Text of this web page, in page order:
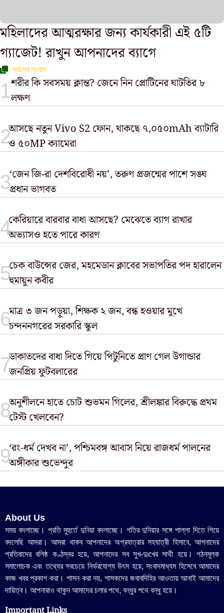
মহিলাদের আত্মরক্ষার জন্য কার্যকারী এই ৫টি
গ্যাজেট! রাখুন আপনাদের ব্যাগে
সর্বশেষ সংবাদ
শরীর কি সবসময় ক্লান্ত? জেনে নিন প্রোটিনের ঘাটতির ৮
লক্ষণ
আসছে নতুন Vivo S2 ফোন, থাকছে ৭,০৫০mAh ব্যাটারি
ও ৫০MP ক্যামেরা
‘জেন জি-রা দেশবিরোধী নয়’, তরুণ প্রজন্মের পাশে সঙ্ঘ
প্রধান ভাগবত
কেরিয়ারে বারবার বাধা আসছে? মেঝেতে ব্যাগ রাখার
অভ্যাসও হতে পারে কারণ
চেক বাউন্সের জের, মহমেডান ক্লাবের সভাপতির পদ হারালেন
হুমায়ুন কবীর
মাত্র ৩ জন পড়ুয়া, শিক্ষক ২ জন, বন্ধ হওয়ার মুখে
চন্দননগরের সরকারি স্কুল
ডাকাতদের বাধা দিতে গিয়ে পিটুনিতে প্রাণ গেল উগান্ডার
জনপ্রিয় ফুটবলারের
অনুশীলনে হাতে চোট শুভমন গিলের, শ্রীলঙ্কার বিরুদ্ধে প্রথম
টেস্ট খেলবেন?
‘রং-ধর্ম দেখব না’, পশ্চিমবঙ্গ আবাস নিয়ে রাজধর্ম পালনের
অঙ্গীকার শুভেন্দুর
About Us
সময় বদলাচ্ছে। প্রতি মুহুর্তে দুনিয়া বদলাচ্ছে। গতির দুনিয়ার সঙ্গে পাল্লা দিতে গিয়ে
বদলেছি আমরা। আমরা থাকব আপনাদের অগ্রযাত্রার সহযাত্রী হিসাবে, আপনাদের
প্রতিবাদের বলিষ্ঠ কণ্ঠস্বর হয়ে, আপনাদের সব সুখ-দুঃখের সাথী হয়ে। গঠনমূলক
সমালোচক এবং তথ্যের সবচেয়ে নির্ভরযোগ্য উ‍ৎস হয়ে, সংবাদমাধ্যম হিসেবে আমাদের
কাজ খবর প্রকাশ করা। শাসন করা নয়, শাসকদের জবাবদিহির আওতায় আনাই আমাদের
দায়িত্ব। আপনারাও থাকুন আমাদের চলার পথে, বন্ধুর পথে বন্ধু হয়ে।